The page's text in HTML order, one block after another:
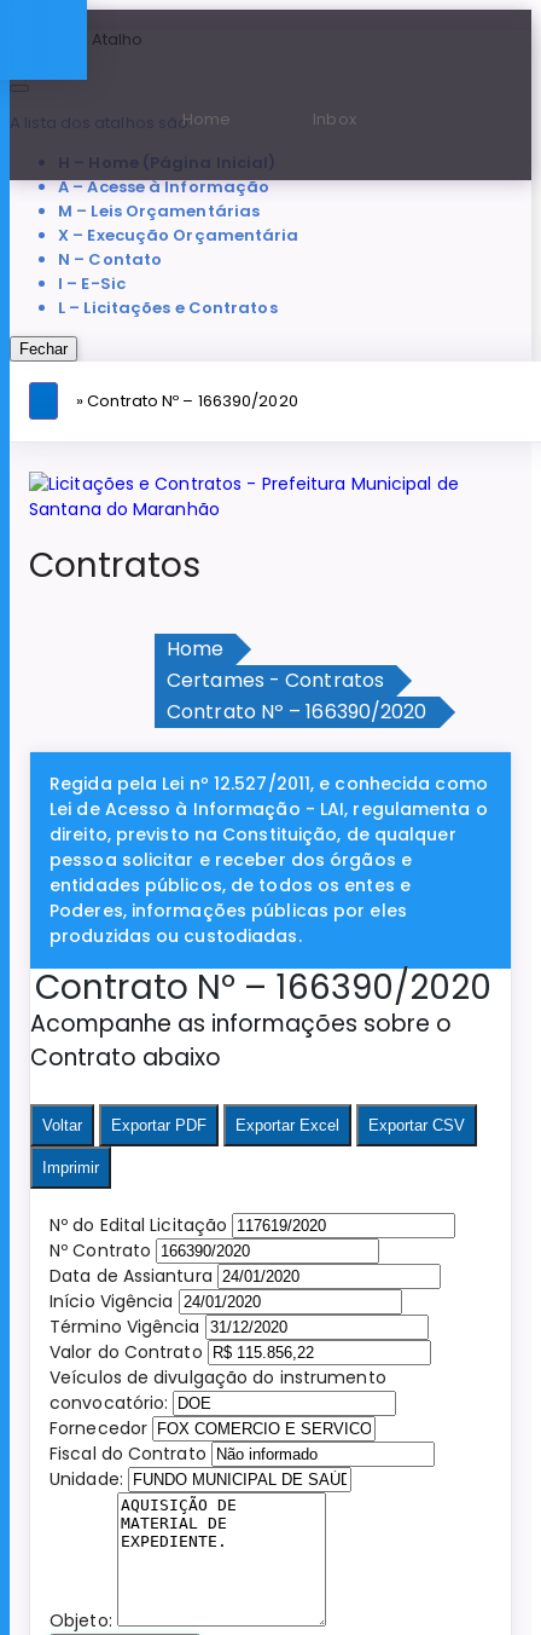
» Contrato Nº – 166390/2020
Contratos
Home
Certames - Contratos
Contrato Nº – 166390/2020
Regida pela Lei nº 12.527/2011, e conhecida como
Lei de Acesso à Informação - LAI, regulamenta o
direito, previsto na Constituição, de qualquer
pessoa solicitar e receber dos órgãos e
entidades públicos, de todos os entes e
Poderes, informações públicas por eles
produzidas ou custodiadas.
Contrato Nº – 166390/2020
Acompanhe as informações sobre o
Contrato abaixo
Voltar Exportar PDF Exportar Excel Exportar CSV
Imprimir
Nº do Edital Licitação
Nº Contrato
Data de Assiantura
Início Vigência
Término Vigência
Valor do Contrato
Veículos de divulgação do instrumento
convocatório:
Fornecedor
Fiscal do Contrato
Unidade:
Objeto:
Teclas de Atalho
A lista dos atalhos são:
H – Home (Página Inicial)
A – Acesse à Informação
M – Leis Orçamentárias
X – Execução Orçamentária
N – Contato
I – E-Sic
L – Licitações e Contratos
Fechar
Home Inbox